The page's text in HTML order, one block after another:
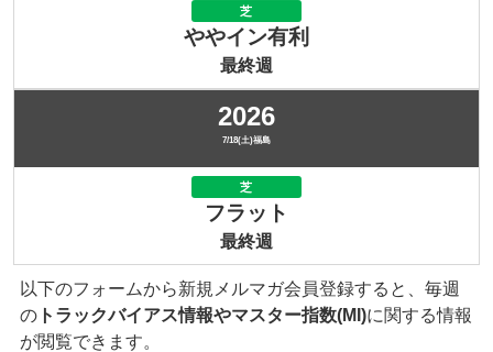
芝
ややイン有利
最終週
2026
7/18(土)福島
芝
フラット
最終週
以下のフォームから新規メルマガ会員登録すると、毎週
の トラックバイアス情報やマスター指数(MI)に関する情報
が閲覧できます。